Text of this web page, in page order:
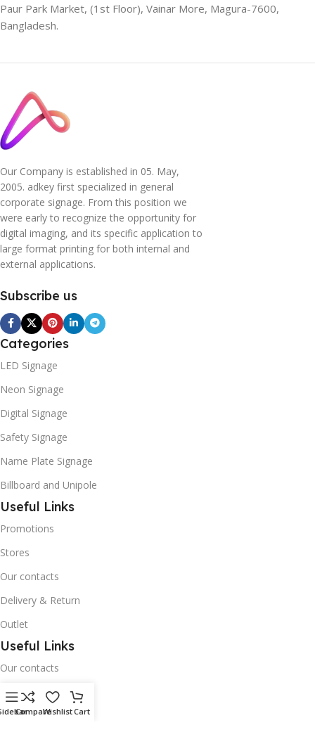
Paur Park Market, (1st Floor), Vainar More, Magura-7600,
Bangladesh.
Our Company is established in 05. May,
2005. adkey first specialized in general
corporate signage. From this position we
were early to recognize the opportunity for
digital imaging, and its specific application to
large format printing for both internal and
external applications.
Subscribe us
Categories
LED Signage
Neon Signage
Digital Signage
Safety Signage
Name Plate Signage
Billboard and Unipole
Useful Links
Promotions
Stores
Our contacts
Delivery & Return
Outlet
Useful Links
Our contacts
Terms & Conditions
Privacy Policy
CompareWishlistCart